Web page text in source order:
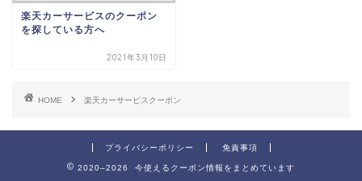
楽天カーサービスのクーポン
を探している方へ
2021年3月10日
HOME 楽天カーサービスクーポン
プライバシーポリシー 免責事項
2020–2026 今使えるクーポン情報をまとめています